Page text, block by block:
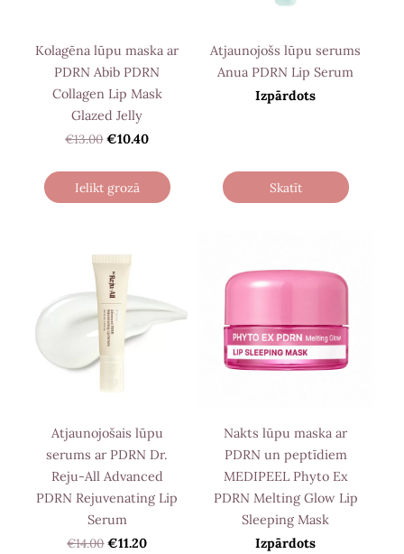
Kolagēna lūpu maska ​​ar
PDRN Abib PDRN
Collagen Lip Mask
Glazed Jelly
€13.00 €10.40
Ielikt grozā
Atjaunojošs lūpu serums
Anua PDRN Lip Serum
Izpārdots
Skatīt
Atjaunojošais lūpu
serums ar PDRN Dr.
Reju-All Advanced
PDRN Rejuvenating Lip
Serum
€14.00 €11.20
Nakts lūpu maska ar
PDRN un peptīdiem
MEDIPEEL Phyto Ex
PDRN Melting Glow Lip
Sleeping Mask
Izpārdots